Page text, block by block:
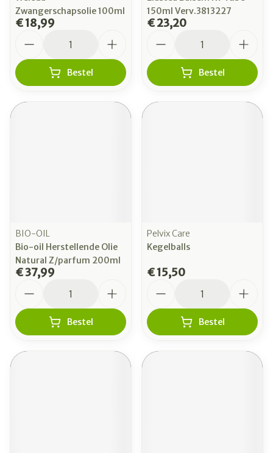
Zwangerschapsolie 100ml
€ 18,99
Bestel
150ml Verv.3813227
€ 23,20
Bestel
BIO-OIL
Bio-oil Herstellende Olie
Natural Z/parfum 200ml
€ 37,99
Bestel
Pelvix Care
Kegelballs
€ 15,50
Bestel